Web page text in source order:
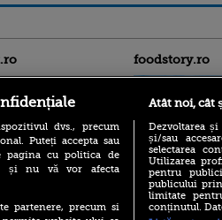
foodstory.ro
(P) Descoperă
Evenimentelor
cu Transilvania
dvs., precum
Puteți accepta sau
pagina cu politica de
și nu vă vor afecta
partenere, precum si
Atât noi, cât
Dezvoltarea
și/sau
selectarea
Utilizarea
pentru
publicului
limitate
conținutul.